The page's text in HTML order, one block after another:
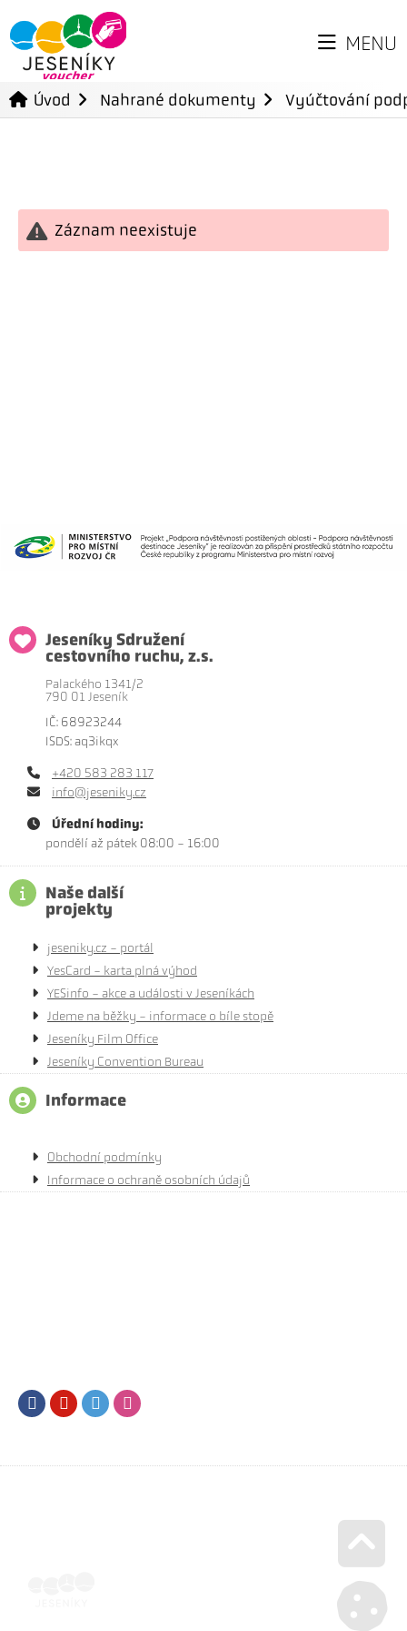
MENU
Úvod Nahrané dokumenty Vyúčtování
Záznam neexistuje
Jeseníky Sdružení
cestovního ruchu, z.s.
Palackého 1341/2
790 01 Jeseník
IČ: 68923244
ISDS: aq3ikqx
+420 583 283 117
info@jeseniky.cz
Úřední hodiny:
pondělí až pátek 08:00 - 16:00
Naše další
projekty
jeseniky.cz - portál
YesCard - karta plná výhod
YESinfo - akce a události v Jeseníkách
Jdeme na běžky - informace o bíle stopě
Jeseníky Film Office
Jeseníky Convention Bureau
Informace
Obchodní podmínky
Informace o ochraně osobních údajů
FacebookYoutubeTwitter
Go